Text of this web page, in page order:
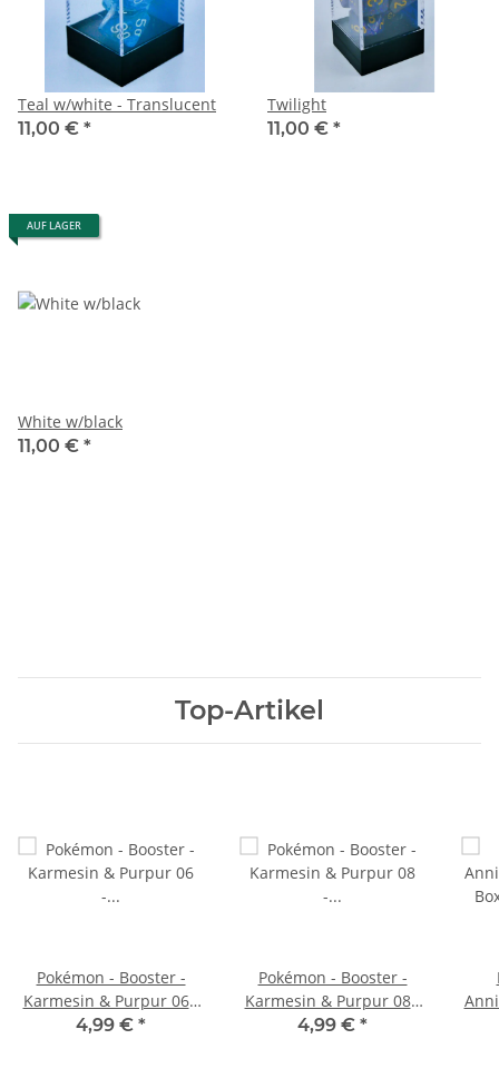
Teal w/white - Translucent
11,00 € *
Twilight
11,00 € *
AUF LAGER
White w/black
11,00 € *
Top-Artikel
Pokémon - Booster -
Karmesin & Purpur 06 -
Maskerade im Zwielicht
4,99 € *
Pokémon - Booster -
Karmesin & Purpur 08 -
Stürmische Funken
4,99 € *